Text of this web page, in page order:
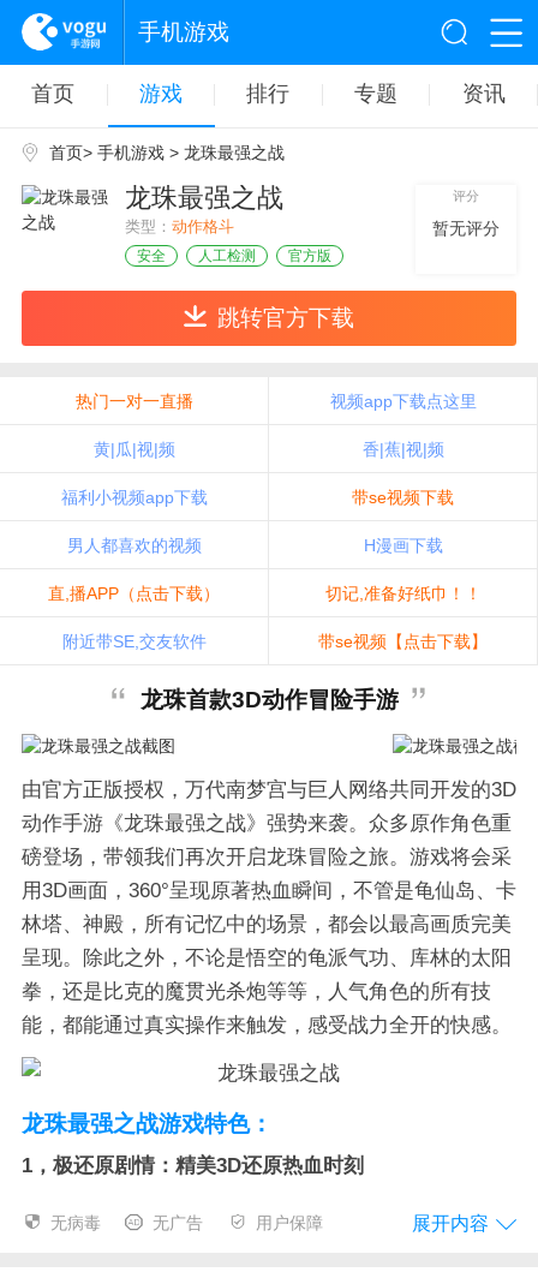
手机游戏
首页 游戏 排行 专题 资讯
首页> 手机游戏> 龙珠最强之战
龙珠最强之战
类型： 动作格斗
安全 人工检测 官方版
评分
暂无评分
跳转官方下载
热门一对一直播 视频app下载点这里
黄|瓜|视|频 香|蕉|视|频
福利小视频app下载 带se视频下载
男人都喜欢的视频 H漫画下载
直,播APP（点击下载） 切记,准备好纸巾！！
附近带SE,交友软件 带se视频【点击下载】
龙珠首款3D动作冒险手游
由官方正版授权，万代南梦宫与巨人网络共同开发的3D
动作手游《龙珠最强之战》强势来袭。众多原作角色重
磅登场，带领我们再次开启龙珠冒险之旅。游戏将会采
用3D画面，360°呈现原著热血瞬间，不管是龟仙岛、卡
林塔、神殿，所有记忆中的场景，都会以最高画质完美
呈现。除此之外，不论是悟空的龟派气功、库林的太阳
拳，还是比克的魔贯光杀炮等等，人气角色的所有技
能，都能通过真实操作来触发，感受战力全开的快感。
龙珠最强之战游戏特色：
1，极还原剧情：精美3D还原热血时刻
作为一款3D正版龙珠动作手游，《龙珠最强之战》对动
无病毒 无广告 用户保障 展开内容